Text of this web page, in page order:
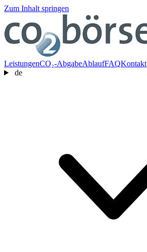
Zum Inhalt springen
LeistungenCO₂-AbgabeAblaufFAQKontakt
de